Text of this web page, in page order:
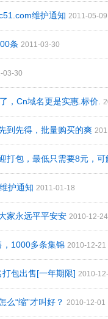
维护通知 2011-05-09
条 2011-03-30
03-30
，Cn域名更是实惠.标价.
到先得，批量购买的爽
打包，最低只需要8元，可
护通知 2011-01-18
家永远平平安安 2010-12-24
，1000多条集锦 2010-12-21
包出售[一年期限] 2010-
么“缩”才叫好？ 2010-12-01